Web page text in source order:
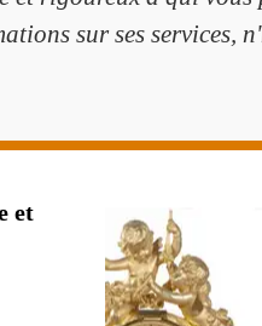
sur ses services,
et